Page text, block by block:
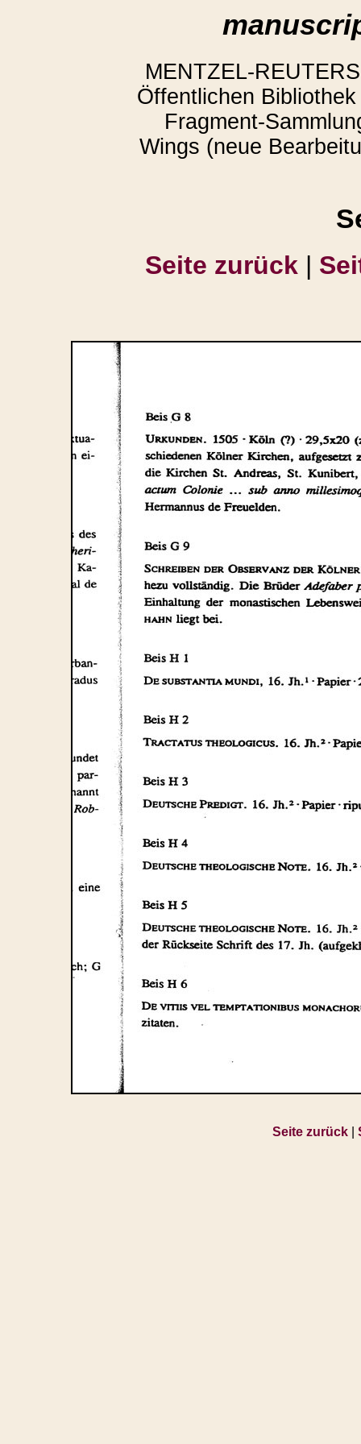
MENTZEL-
Öffentlichen
Fragment-
Wings (neue
Seite zurück |
Seite zurück|